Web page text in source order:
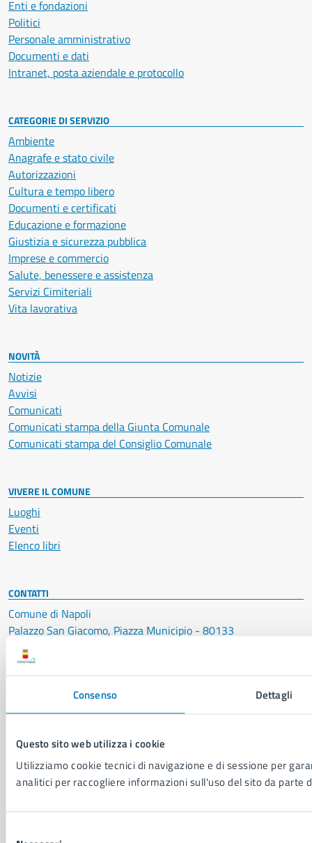
Consenso Dettagli
Questo sito web utilizza i cookie
Utilizziamo cookie tecnici di navigazione e di sessione per
analitici per raccogliere informazioni sull'uso del sito da parte
Enti e fondazioni
Politici
Personale amministrativo
Documenti e dati
Intranet, posta aziendale e protocollo
CATEGORIE DI SERVIZIO
Ambiente
Anagrafe e stato civile
Autorizzazioni
Cultura e tempo libero
Documenti e certificati
Educazione e formazione
Giustizia e sicurezza pubblica
Imprese e commercio
Salute, benessere e assistenza
Servizi Cimiteriali
Vita lavorativa
NOVITÀ
Notizie
Avvisi
Comunicati
Comunicati stampa della Giunta Comunale
Comunicati stampa del Consiglio Comunale
VIVERE IL COMUNE
Luoghi
Eventi
Elenco libri
CONTATTI
Comune di Napoli
Palazzo San Giacomo, Piazza Municipio - 80133
P. IVA: 01207650639
LEI: 8156007FF4DEB97ABA09
PEC:urp@pec.comune.napoli.it
Centralino unico:0817951111
Leggi le FAQ